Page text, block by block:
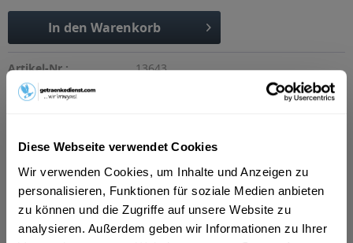
Diese Webseite verwendet Cookies
Wir verwenden Cookies, um Inhalte und Anzeigen zu
personalisieren, Funktionen für soziale Medien anbieten
zu können und die Zugriffe auf unsere Website zu
analysieren. Außerdem geben wir Informationen zu Ihrer
In den Warenkorb
Artikel-Nr.:
13643
Verfügbar in:
Erfurt Weimar
Alkersleben, Arnstadt, Bösleben-
Gamstädt, Ingersleben, Neudietendorf, Nottleben
Kirchheilingen, Kleinwelsbach, Mülverstedt, Neunheilingen,
Schönstedt, Sundhausen, Tottleben, Weberstedt,Ballstädt,
Brüheim, Bufleben, Ebenheim, Emleben, Eschenbergen,
Friedrichswerth, Friemar, Goldbach, Grabsleben,
Günthersleben, Haina, Hochheim, Molschleben, Mühlberg,